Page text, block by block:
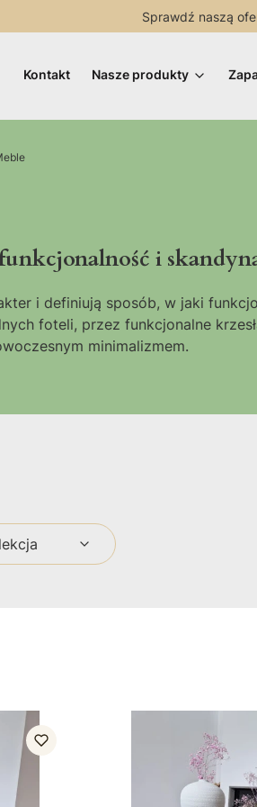
Sprawdź naszą
Kontakt Nasze produkty
i
i definiują sposób, w jaki
foteli, przez funkcjonalne
minimalizmem.